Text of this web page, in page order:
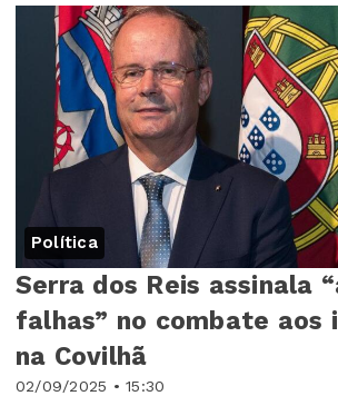
Política
02/09/2025 • 15:30
Serra dos Reis assinala
falhas” no combate aos
na Covilhã